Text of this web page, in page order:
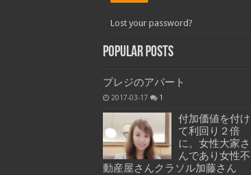
Lost your password?
Popular Posts
プレジのアパート
2017-03-17 1
付加価値を付け
て利回り２倍
に。女性大家さ
んであり女性不
動産屋さんクラソル加藤さん